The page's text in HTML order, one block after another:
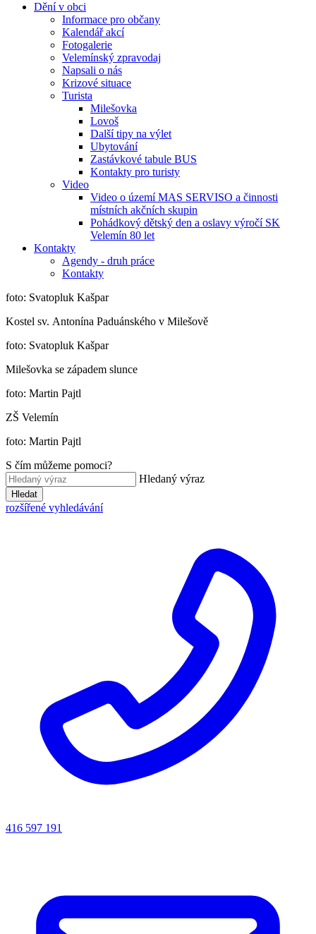
Dění v obci
Informace pro občany
Kalendář akcí
Fotogalerie
Velemínský zpravodaj
Napsali o nás
Krizové situace
Turista
Milešovka
Lovoš
Další tipy na výlet
Ubytování
Zastávkové tabule BUS
Kontakty pro turisty
Video
Video o území MAS SERVISO a činnosti
místních akčních skupin
Pohádkový dětský den a oslavy výročí SK
Velemín 80 let
Kontakty
Agendy - druh práce
Kontakty
foto: Svatopluk Kašpar
Kostel sv. Antonína Paduánského v Milešově
foto: Svatopluk Kašpar
Milešovka se západem slunce
foto: Martin Pajtl
ZŠ Velemín
foto: Martin Pajtl
S čím můžeme pomoci?
Hledaný výraz
Hledat
rozšířené vyhledávání
416 597 191